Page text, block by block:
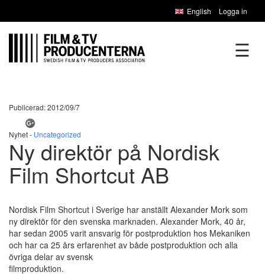
English Logga in
☰
Publicerad: 2012/09/7
Nyhet - Uncategorized
Ny direktör på Nordisk
Film Shortcut AB
Nordisk Film Shortcut i Sverige har anställt Alexander Mork som
ny direktör för den svenska marknaden. Alexander Mork, 40 år,
har sedan 2005 varit ansvarig för postproduktion hos Mekaniken
och har ca 25 års erfarenhet av både postproduktion och alla
övriga delar av svensk
filmproduktion.